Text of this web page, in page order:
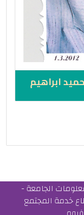
ابراهيم
الجامعة -
خدمة المجتمع